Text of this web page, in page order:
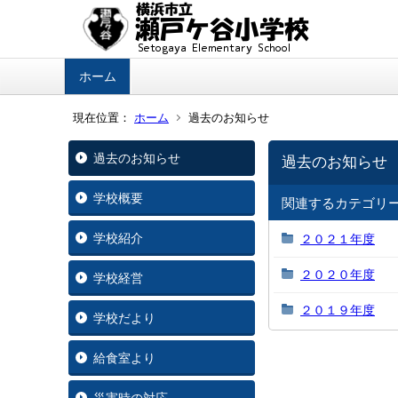
ホーム
現在位置： ホーム 過去のお知らせ
過去のお知らせ
学校概要
学校紹介
学校経営
学校だより
給食室より
過去のお知らせ
関連するカテゴリ
２０２１年度
２０２０年度
２０１９年度